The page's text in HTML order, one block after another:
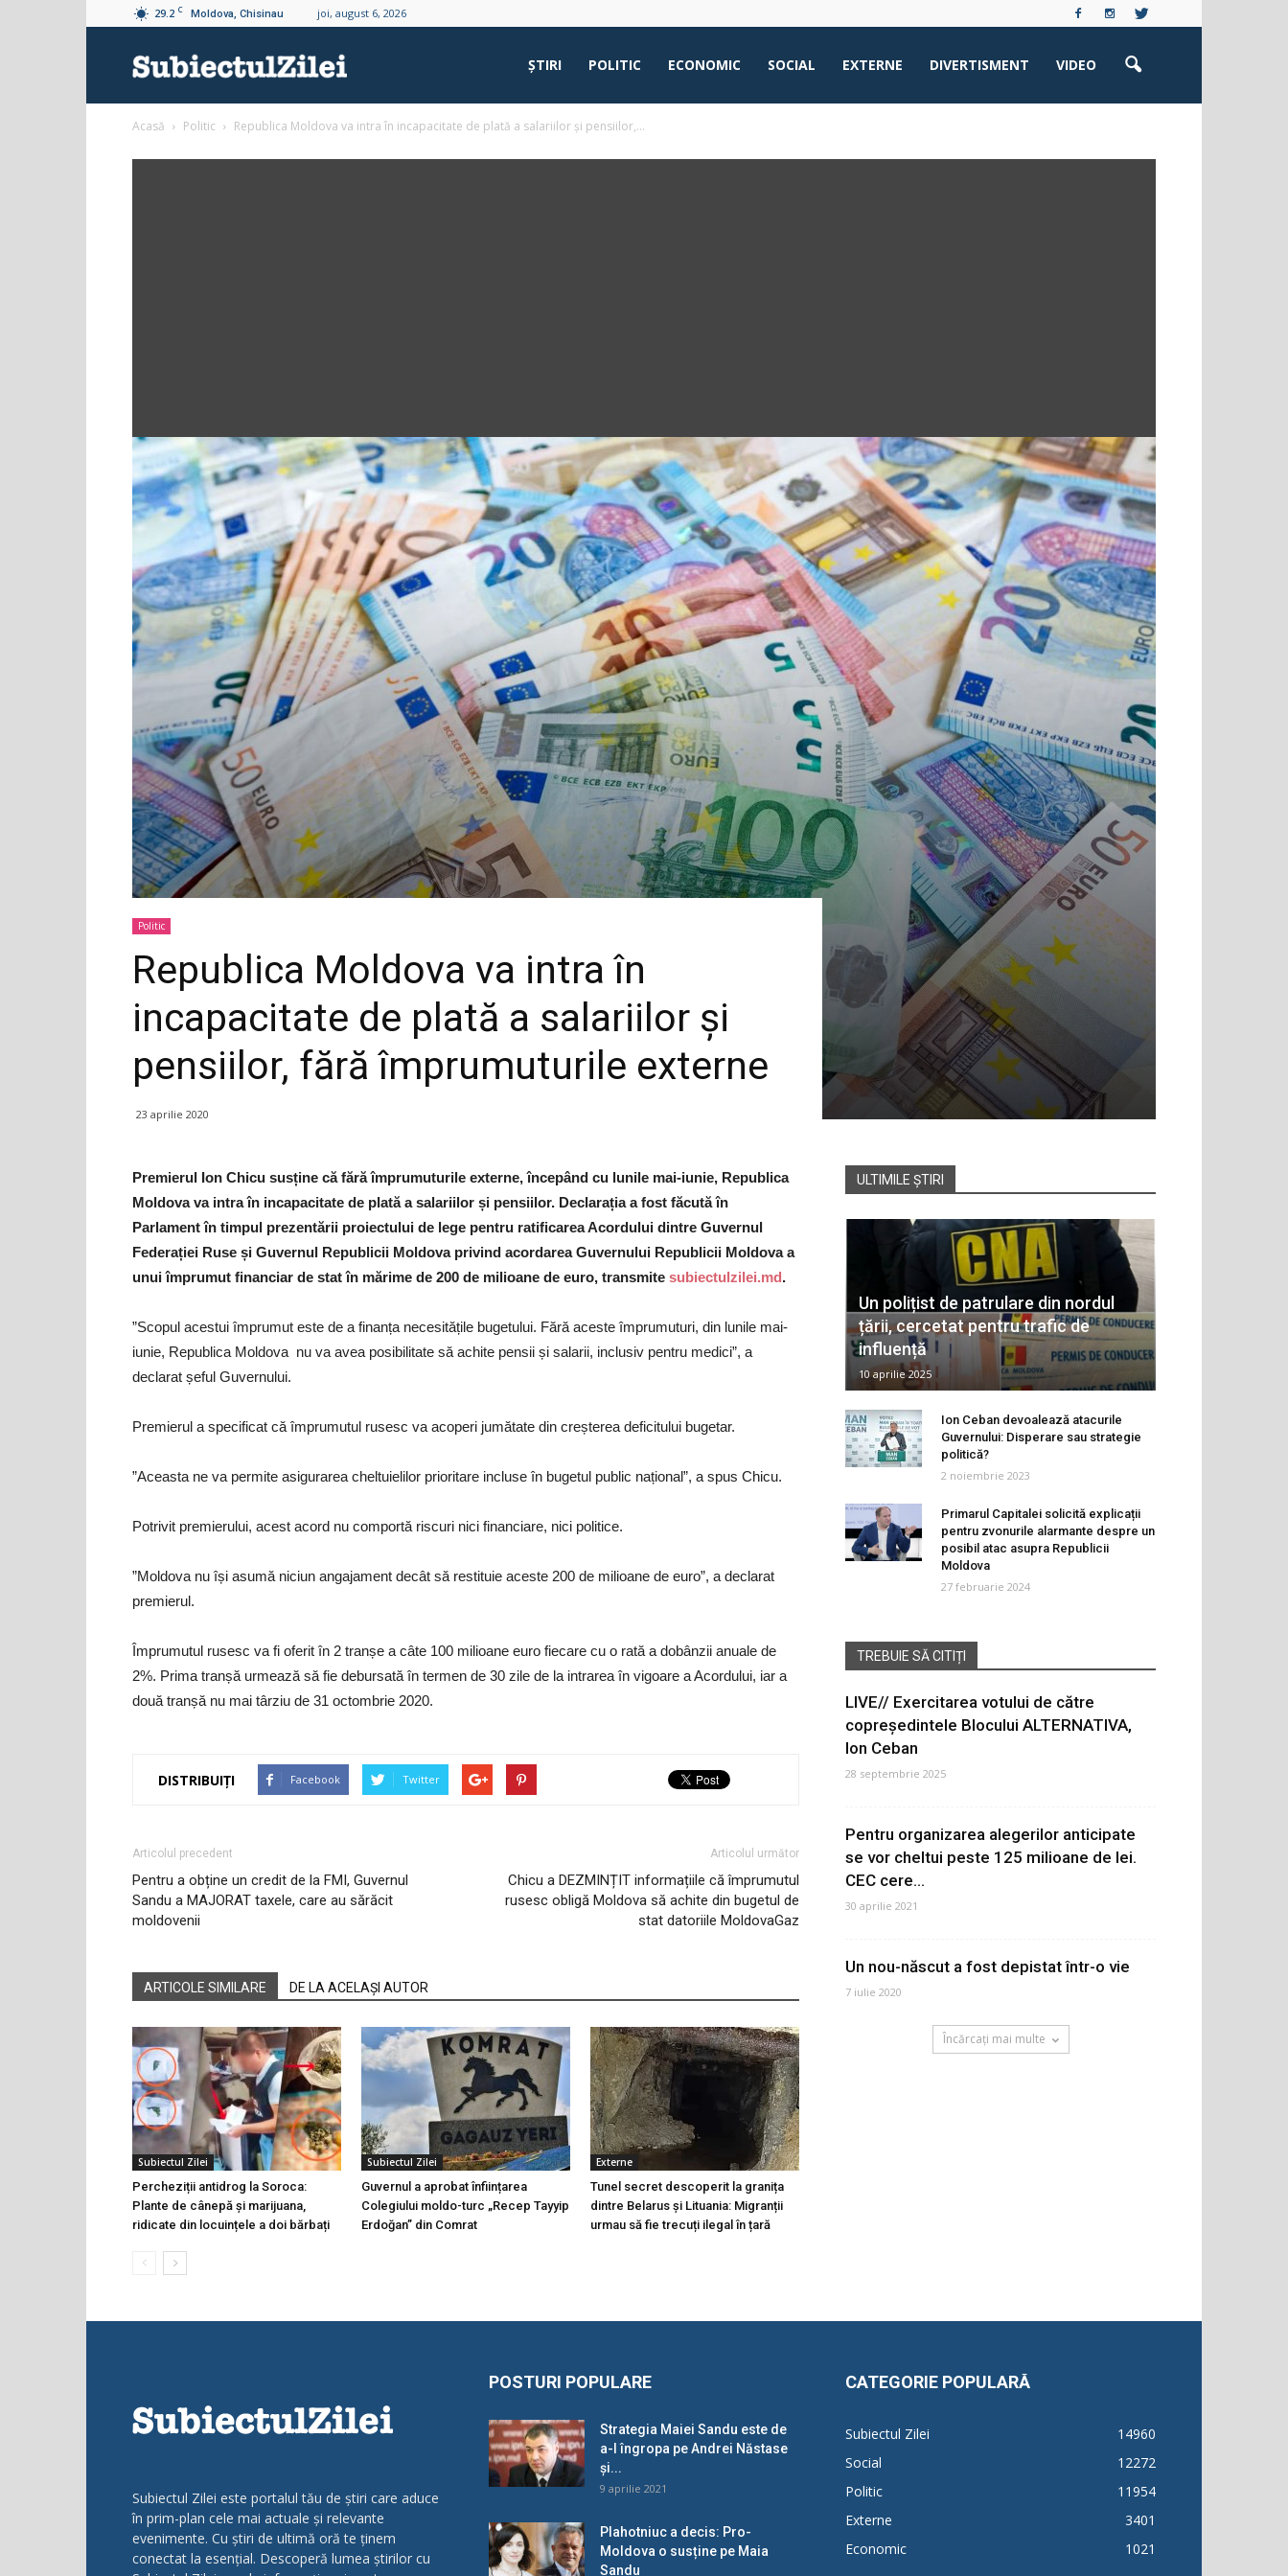
29.2 C Moldova, Chisinau joi, august 6, 2026
ŞTIRI POLITIC ECONOMIC SOCIAL EXTERNE DIVERTISMENT VIDEO
Acasă Politic Republica Moldova va intra în incapacitate de plată a salariilor și pensiilor,...
Politic
Republica Moldova va intra în
incapacitate de plată a salariilor și
pensiilor, fără împrumuturile externe
23 aprilie 2020
Premierul Ion Chicu susține că fără împrumuturile externe, începând cu lunile mai-iunie, Republica
Moldova va intra în incapacitate de plată a salariilor și pensiilor. Declarația a fost făcută în
Parlament în timpul prezentării proiectului de lege pentru ratificarea Acordului dintre Guvernul
Federației Ruse și Guvernul Republicii Moldova privind acordarea Guvernului Republicii Moldova a
unui împrumut financiar de stat în mărime de 200 de milioane de euro, transmite subiectulzilei.md.
”Scopul acestui împrumut este de a finanța necesitățile bugetului. Fără aceste împrumuturi, din lunile mai-
iunie, Republica Moldova nu va avea posibilitate să achite pensii și salarii, inclusiv pentru medici”, a
declarat șeful Guvernului.
Premierul a specificat că împrumutul rusesc va acoperi jumătate din creșterea deficitului bugetar.
”Aceasta ne va permite asigurarea cheltuielilor prioritare incluse în bugetul public național”, a spus Chicu.
Potrivit premierului, acest acord nu comportă riscuri nici financiare, nici politice.
”Moldova nu își asumă niciun angajament decât să restituie aceste 200 de milioane de euro”, a declarat
premierul.
Împrumutul rusesc va fi oferit în 2 tranșe a câte 100 milioane euro fiecare cu o rată a dobânzii anuale de
2%. Prima tranșă urmează să fie debursată în termen de 30 zile de la intrarea în vigoare a Acordului, iar a
două tranșă nu mai târziu de 31 octombrie 2020.
DISTRIBUIȚI Facebook Twitter
Articolul precedent
Pentru a obține un credit de la FMI, Guvernul
Sandu a MAJORAT taxele, care au sărăcit
moldovenii
Articolul următor
Chicu a DEZMINȚIT informațiile că împrumutul
rusesc obligă Moldova să achite din bugetul de
stat datoriile MoldovaGaz
ARTICOLE SIMILARE DE LA ACELAȘI AUTOR
Subiectul Zilei
Percheziții antidrog la Soroca:
Plante de cânepă și marijuana,
ridicate din locuințele a doi bărbați
Subiectul Zilei
Guvernul a aprobat înființarea
Colegiului moldo-turc „Recep Tayyip
Erdoğan” din Comrat
Externe
Tunel secret descoperit la granița
dintre Belarus și Lituania: Migranții
urmau să fie trecuți ilegal în țară
ULTIMILE ȘTIRI
Un polițist de patrulare din nordul
țării, cercetat pentru trafic de
influență
10 aprilie 2025
Ion Ceban devoalează atacurile
Guvernului: Disperare sau strategie
politică?
2 noiembrie 2023
Primarul Capitalei solicită explicații
pentru zvonurile alarmante despre un
posibil atac asupra Republicii
Moldova
27 februarie 2024
TREBUIE SĂ CITIȚI
LIVE// Exercitarea votului de către
copreședintele Blocului ALTERNATIVA,
Ion Ceban
28 septembrie 2025
Pentru organizarea alegerilor anticipate
se vor cheltui peste 125 milioane de lei.
CEC cere...
30 aprilie 2021
Un nou-născut a fost depistat într-o vie
7 iulie 2020
Încărcați mai multe
Subiectul Zilei este portalul tău de știri care aduce
în prim-plan cele mai actuale și relevante
evenimente. Cu știri de ultimă oră te ținem
conectat la esențial. Descoperă lumea știrilor cu
POSTURI POPULARE
Strategia Maiei Sandu este de
a-l îngropa pe Andrei Năstase
și...
9 aprilie 2021
Plahotniuc a decis: Pro-
Moldova o susține pe Maia
Sandu
CATEGORIE POPULARĂ
Subiectul Zilei
14960
Social
12272
Politic
11954
Externe
3401
Economic
1021